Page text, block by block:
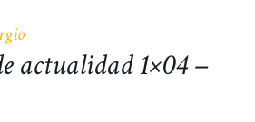
actualidad 1×04 –